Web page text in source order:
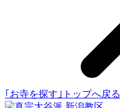
｢お寺を探す｣トップへ戻る